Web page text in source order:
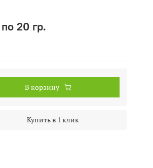
20 гр.
В корзину
Купить в 1 клик